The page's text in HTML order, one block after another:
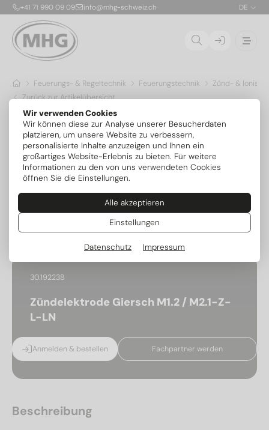
Wir verwenden Cookies
Wir können diese zur Analyse unserer Besucherdaten
platzieren, um unsere Website zu verbessern,
personalisierte Inhalte anzuzeigen und Ihnen ein
großartiges Website-Erlebnis zu bieten. Für weitere
Informationen zu den von uns verwendeten Cookies
öffnen Sie die Einstellungen.
Alle akzeptieren
Einstellungen
Datenschutz Impressum
+41 71 990 09 09 info@mhg-schweiz.ch DE
Feuerungs- & Regeltechnik Feuerungstechnik
Zünd- &
Zurück zur Artikelübersicht
30.192238
Zündelektrode Giersch M1.2 / M2.1-Z-
L-LN
Anmelden & bestellen Fachpartner werden
Beschreibung